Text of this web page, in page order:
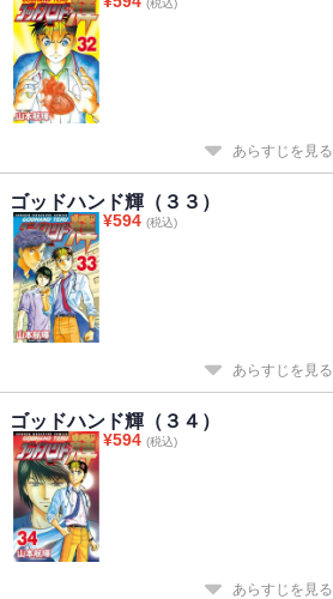
(税込)
あらすじを見る
ゴッドハンド輝（３３）
¥594 (税込)
あらすじを見る
ゴッドハンド輝（３４）
¥594 (税込)
あらすじを見る